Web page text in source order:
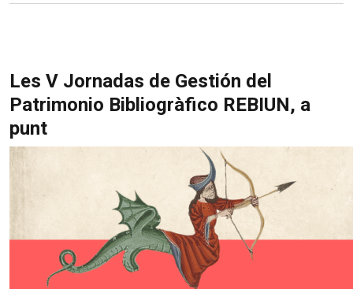
Les V Jornadas de Gestión del
Patrimonio Bibliogràfico REBIUN, a
punt